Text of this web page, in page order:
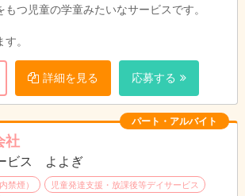
つ児童の学童みたいなサービスです。
。
詳細を見る 応募する
パート・アルバイト
社
ビス よよぎ
禁煙）
児童発達支援・放課後等デイサービス